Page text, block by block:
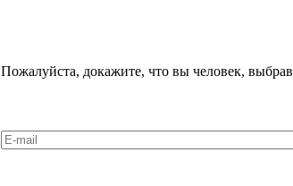
Пожалуйста, докажите, что вы человек, выбрав